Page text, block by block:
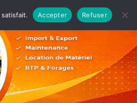
Accepter Refuser